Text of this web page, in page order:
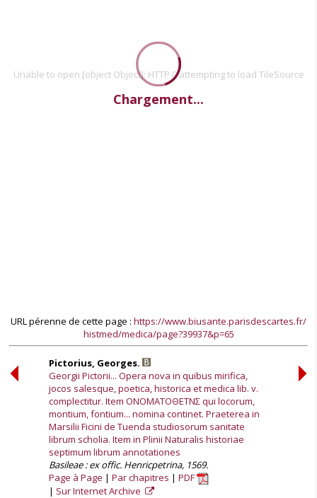
Unable to open [object Object]: HTTP 0 attempting to load TileSource
Chargement...
URL pérenne de cette page : https://www.biusante.parisdescartes.fr/
histmed/medica/page?39937&p=65
Pictorius, Georges.
Georgii Pictorii... Opera nova in quibus mirifica,
jocos salesque, poetica, historica et medica lib. v.
complectitur. Item ΟΝΟΜΑΤΟΘΕΤΝΣ qui locorum,
montium, fontium... nomina continet. Praeterea in
Marsilii Ficini de Tuenda studiosorum sanitate
librum scholia. Item in Plinii Naturalis historiae
septimum librum annotationes
Basileae : ex offic. Henricpetrina, 1569.
Page à Page
Par chapitres
PDF
Sur Internet Archive